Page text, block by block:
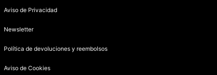
Aviso de Privacidad
Newsletter
Política de devoluciones y reembolsos
Aviso de Cookies